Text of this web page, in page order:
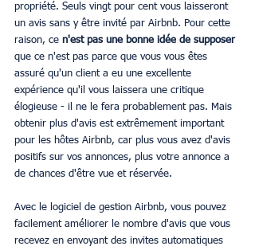
propriété. Seuls vingt pour cent vous laisseront
un avis sans y être invité par Airbnb. Pour cette
raison, ce n'est pas une bonne idée de supposer
que ce n'est pas parce que vous vous êtes
assuré qu'un client a eu une excellente
expérience qu'il vous laissera une critique
élogieuse - il ne le fera probablement pas. Mais
obtenir plus d'avis est extrêmement important
pour les hôtes Airbnb, car plus vous avez d'avis
positifs sur vos annonces, plus votre annonce a
de chances d'être vue et réservée.
Avec le logiciel de gestion Airbnb, vous pouvez
facilement améliorer le nombre d'avis que vous
recevez en envoyant des invites automatiques